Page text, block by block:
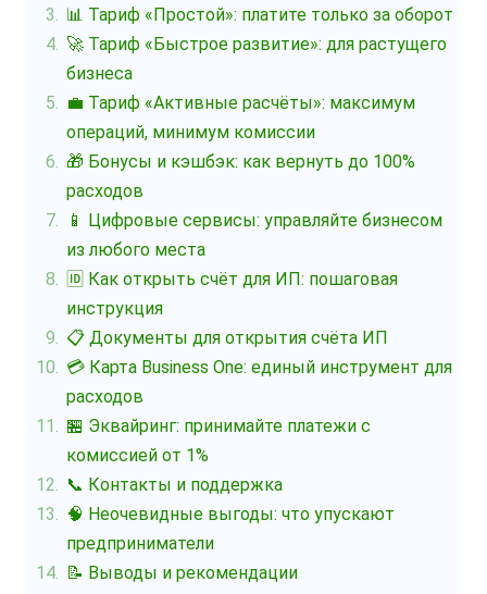
📊 Тариф «Простой»: платите только за оборот
🚀 Тариф «Быстрое развитие»: для растущего
бизнеса
💼 Тариф «Активные расчёты»: максимум
операций, минимум комиссии
🎁 Бонусы и кэшбэк: как вернуть до 100%
расходов
📱 Цифровые сервисы: управляйте бизнесом
из любого места
🆔 Как открыть счёт для ИП: пошаговая
инструкция
📋 Документы для открытия счёта ИП
💳 Карта Business One: единый инструмент для
расходов
🏪 Эквайринг: принимайте платежи с
комиссией от 1%
📞 Контакты и поддержка
🧠 Неочевидные выгоды: что упускают
предприниматели
📝 Выводы и рекомендации